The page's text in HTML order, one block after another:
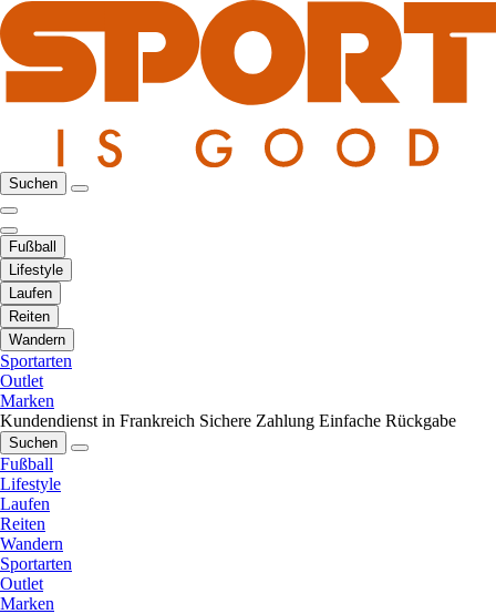
Suchen
Fußball
Lifestyle
Laufen
Reiten
Wandern
Sportarten
Outlet
Marken
Kundendienst in Frankreich Sichere Zahlung Einfache Rückgabe
Suchen
Fußball
Lifestyle
Laufen
Reiten
Wandern
Sportarten
Outlet
Marken